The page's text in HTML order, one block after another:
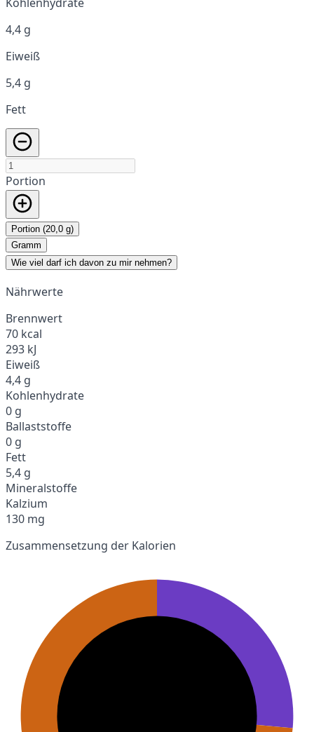
4,4 g
Eiweiß
5,4 g
Fett
Portion
Portion (20,0 g)
Gramm
Wie viel darf ich davon zu mir nehmen?
Nährwerte
Brennwert
70 kcal
293 kJ
Eiweiß
4,4 g
Kohlenhydrate
0 g
Ballaststoffe
0 g
Fett
5,4 g
Mineralstoffe
Kalzium
130 mg
Zusammensetzung der Kalorien